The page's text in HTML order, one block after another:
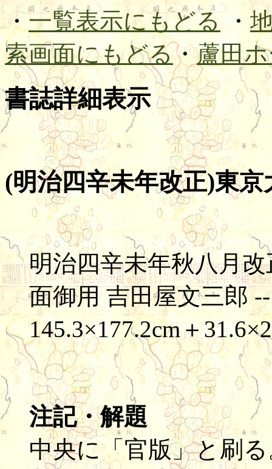
・一覧表示にもどる・
索画面にもどる・蘆田
書誌詳細表示
(明治四辛未年改正)東
明治四辛未年秋八月
面御用 吉田屋文三郎
145.3×177.2cm＋
注記・解題
中央に「官版」と刷